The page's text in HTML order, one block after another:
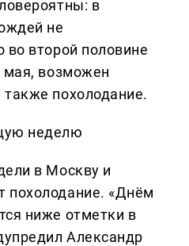
в
не
во второй половине
мая, возможен
похолодание.
неделю
в Москву и
похолодание. «Днём
ниже отметки в
Александр